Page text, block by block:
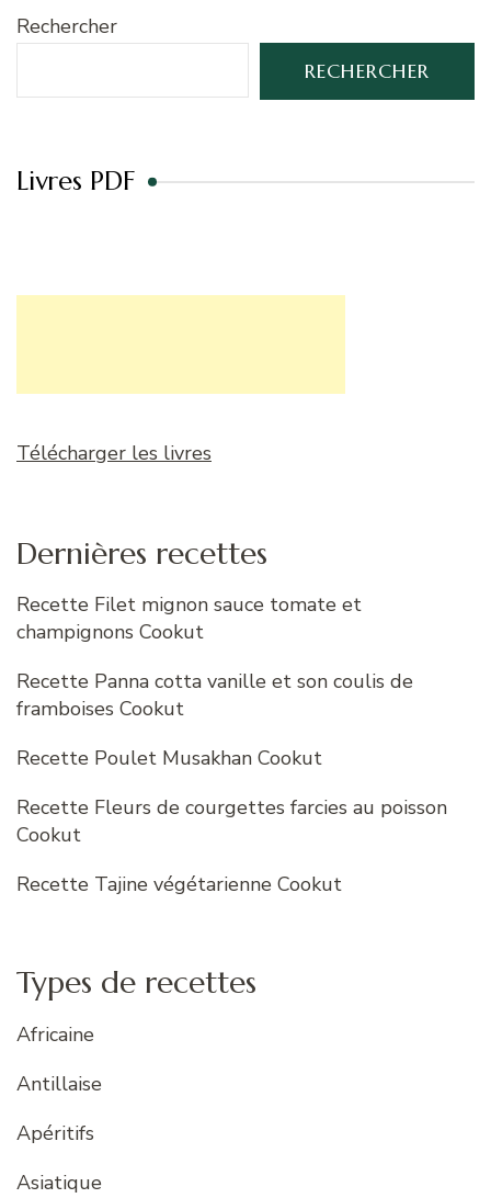
Rechercher
RECHERCHER
Livres PDF
Télécharger les livres
Dernières recettes
Recette Filet mignon sauce tomate et
champignons Cookut
Recette Panna cotta vanille et son coulis de
framboises Cookut
Recette Poulet Musakhan Cookut
Recette Fleurs de courgettes farcies au poisson
Cookut
Recette Tajine végétarienne Cookut
Types de recettes
Africaine
Antillaise
Apéritifs
Asiatique